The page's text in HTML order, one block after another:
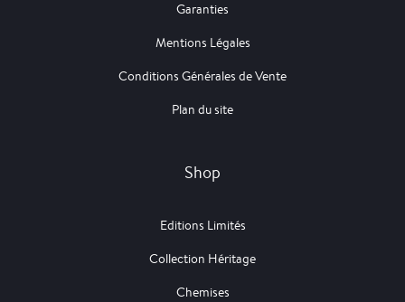
Garanties
Mentions Légales
Conditions Générales de Vente
Plan du site
Shop
Editions Limités
Collection Héritage
Chemises